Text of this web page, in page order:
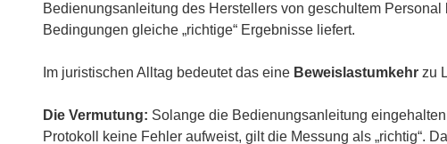
Bedienungsanleitung des Herstellers von geschultem
Bedingungen gleiche „richtige“ Ergebnisse liefert.
Im juristischen Alltag bedeutet das eine Beweislastumkehr zu
Die Vermutung: Solange die Bedienungsanleitung
Protokoll keine Fehler aufweist, gilt die Messung als „richtig“.